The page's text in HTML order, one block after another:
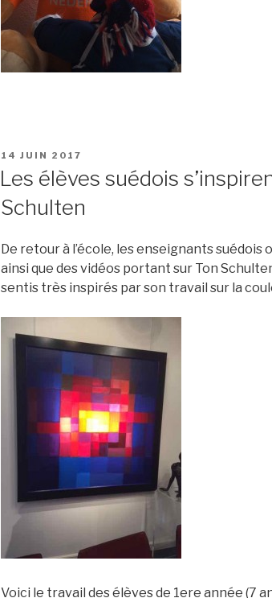
PUBLIÉ
14 JUIN 2017
Les élèves suédois
Schulten
De retour à l’école, les enseignants
ainsi que des vidéos portant sur Ton
sentis très inspirés par son travail sur la
Voici le travail des élèves de 1ere année (7